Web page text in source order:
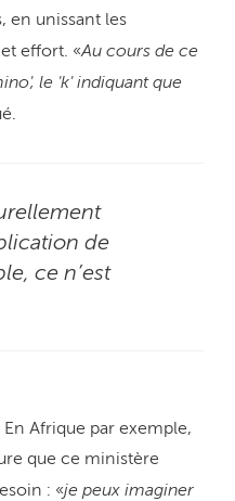
en unissant les
effort. «Au cours de ce
le 'k' indiquant que
de
ce n’est
Afrique par exemple,
que ce ministère
: «je peux imaginer